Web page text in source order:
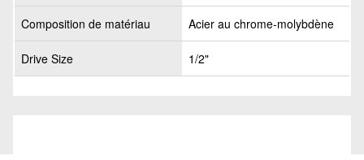
Composition de matériau Acier au chrome-molybdène
Drive Size 1/2"